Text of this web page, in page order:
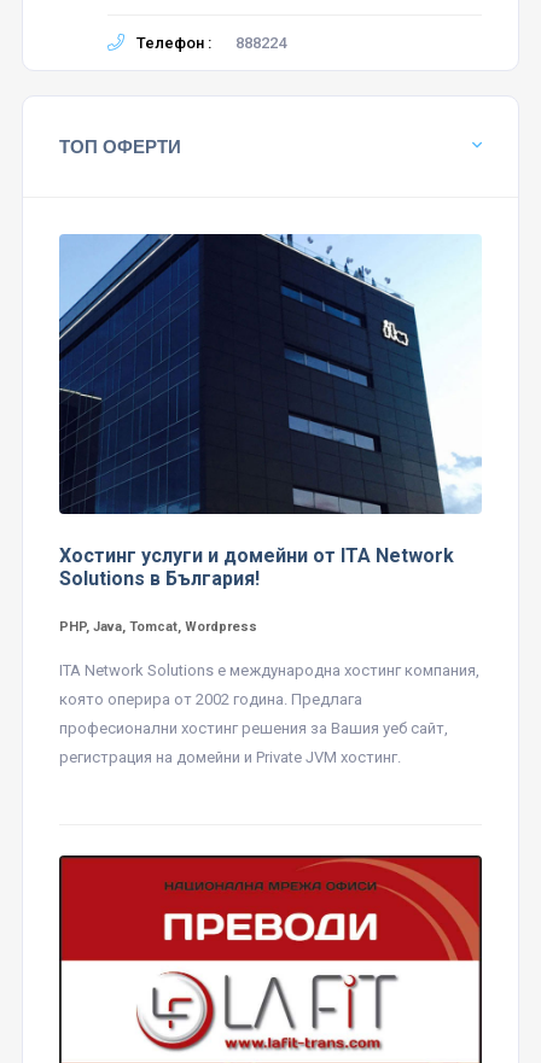
Телефон : 888224
ТОП ОФЕРТИ
Хостинг услуги и домейни от ITA Network
Solutions в България!
PHP, Java, Tomcat, Wordpress
ITA Network Solutions е международна хостинг компания,
която оперира от 2002 година. Предлага
професионални хостинг решения за Вашия уеб сайт,
регистрация на домейни и Private JVM хостинг.